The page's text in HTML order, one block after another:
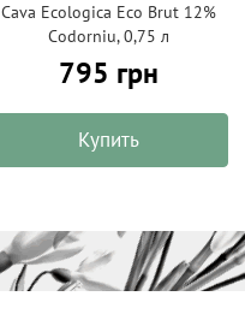
Cava Ecologica Eco Brut 12%
Codorniu, 0,75 л
795 грн
Купить